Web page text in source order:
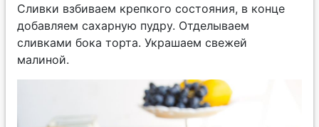
Сливки взбиваем крепкого состояния, в конце
добавляем сахарную пудру. Отделываем
сливками бока торта. Украшаем свежей
малиной.